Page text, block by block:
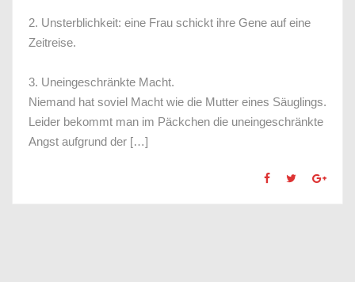
2. Unsterblichkeit: eine Frau schickt ihre Gene auf eine
Zeitreise.
3. Uneingeschränkte Macht.
Niemand hat soviel Macht wie die Mutter eines Säuglings.
Leider bekommt man im Päckchen die uneingeschränkte
Angst aufgrund der […]